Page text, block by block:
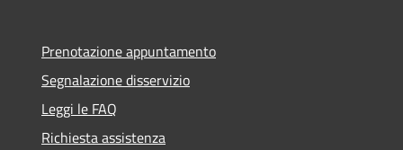
Prenotazione appuntamento
Segnalazione disservizio
Leggi le FAQ
Richiesta assistenza